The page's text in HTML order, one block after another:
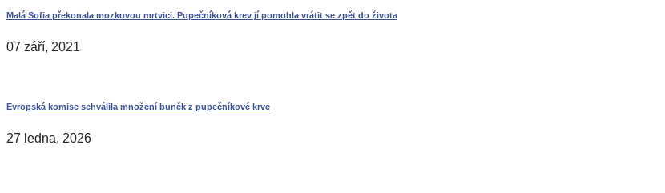
Malá Sofia překonala mozkovou mrtvici. Pupečníková krev jí pomohla vrátit se zpět do života
07 září, 2021
Evropská komise schválila množení buněk z pupečníkové krve
27 ledna, 2026